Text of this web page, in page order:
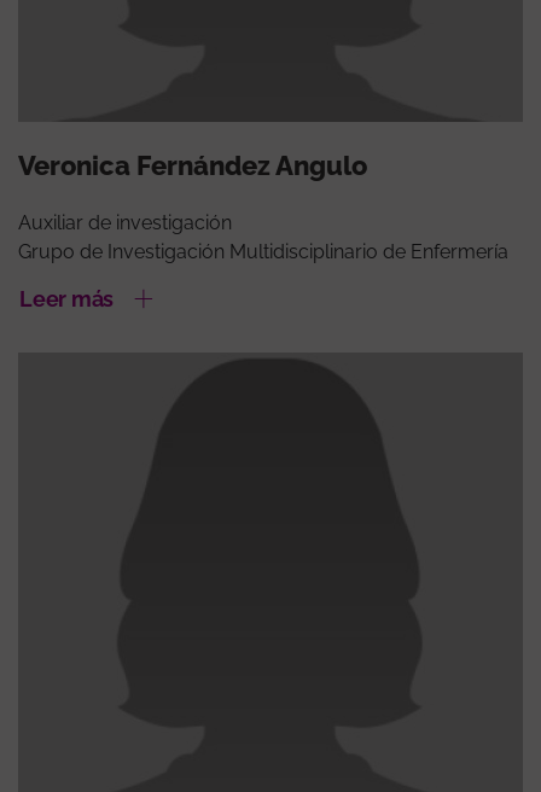
Veronica Fernández Angulo
Auxiliar de investigación
Grupo de Investigación Multidisciplinario de Enfermería
Leer más